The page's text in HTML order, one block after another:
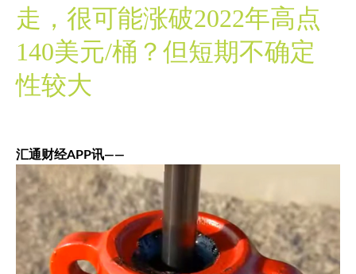
走，很可能涨破2022年高点
140美元/桶？但短期不确定
性较大
汇通财经APP讯——